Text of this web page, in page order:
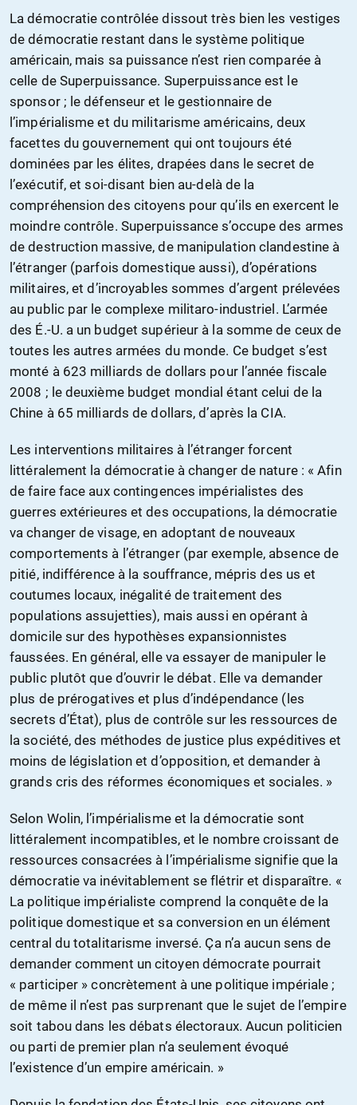
La démocratie contrôlée dissout très bien les vestiges
de démocratie restant dans le système politique
américain, mais sa puissance n’est rien comparée à
celle de Superpuissance. Superpuissance est le
sponsor ; le défenseur et le gestionnaire de
l’impérialisme et du militarisme américains, deux
facettes du gouvernement qui ont toujours été
dominées par les élites, drapées dans le secret de
l’exécutif, et soi-disant bien au-delà de la
compréhension des citoyens pour qu’ils en exercent le
moindre contrôle. Superpuissance s’occupe des armes
de destruction massive, de manipulation clandestine à
l’étranger (parfois domestique aussi), d’opérations
militaires, et d’incroyables sommes d’argent prélevées
au public par le complexe militaro-industriel. L’armée
des É.-U. a un budget supérieur à la somme de ceux de
toutes les autres armées du monde. Ce budget s’est
monté à 623 milliards de dollars pour l’année fiscale
2008 ; le deuxième budget mondial étant celui de la
Chine à 65 milliards de dollars, d’après la CIA.
Les interventions militaires à l’étranger forcent
littéralement la démocratie à changer de nature : « Afin
de faire face aux contingences impérialistes des
guerres extérieures et des occupations, la démocratie
va changer de visage, en adoptant de nouveaux
comportements à l’étranger (par exemple, absence de
pitié, indifférence à la souffrance, mépris des us et
coutumes locaux, inégalité de traitement des
populations assujetties), mais aussi en opérant à
domicile sur des hypothèses expansionnistes
faussées. En général, elle va essayer de manipuler le
public plutôt que d’ouvrir le débat. Elle va demander
plus de prérogatives et plus d’indépendance (les
secrets d’État), plus de contrôle sur les ressources de
la société, des méthodes de justice plus expéditives et
moins de législation et d’opposition, et demander à
grands cris des réformes économiques et sociales. »
Selon Wolin, l’impérialisme et la démocratie sont
littéralement incompatibles, et le nombre croissant de
ressources consacrées à l’impérialisme signifie que la
démocratie va inévitablement se flétrir et disparaître. «
La politique impérialiste comprend la conquête de la
politique domestique et sa conversion en un élément
central du totalitarisme inversé. Ça n’a aucun sens de
demander comment un citoyen démocrate pourrait
« participer » concrètement à une politique impériale ;
de même il n’est pas surprenant que le sujet de l’empire
soit tabou dans les débats électoraux. Aucun politicien
ou parti de premier plan n’a seulement évoqué
l’existence d’un empire américain. »